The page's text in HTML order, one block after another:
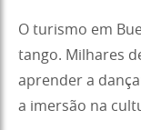
O turismo em
tango. Milhares
aprender a
a imersão na